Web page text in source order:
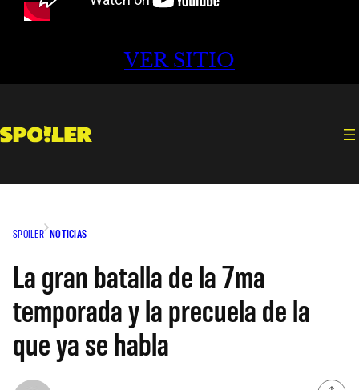
VER SITIO
SPOILER NOTICIAS
La gran batalla de la 7ma
temporada y la precuela de la
que ya se habla